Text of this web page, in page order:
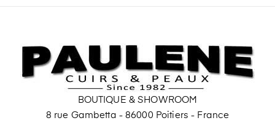
BOUTIQUE & SHOWROOM
8 rue Gambetta - 86000 Poitiers - France